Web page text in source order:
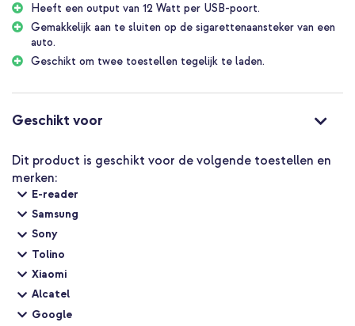
Heeft een output van 12 Watt per USB-poort.
Gemakkelijk aan te sluiten op de sigarettenaansteker van een
auto.
Geschikt om twee toestellen tegelijk te laden.
Geschikt voor
Dit product is geschikt voor de volgende toestellen en
merken:
E-reader
Samsung
Sony
Tolino
Xiaomi
Alcatel
Google